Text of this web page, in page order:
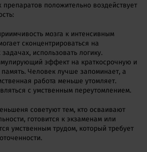
положительно воздействует
мозга к интенсивным
сконцентрироваться на
использовать логику.
эффект на краткосрочную и
Человек лучше запоминает, а
работа меньше утомляет.
с умственным переутомлением.
советуют тем, кто осваивают
готовится к экзаменам или
умственным трудом, который требует